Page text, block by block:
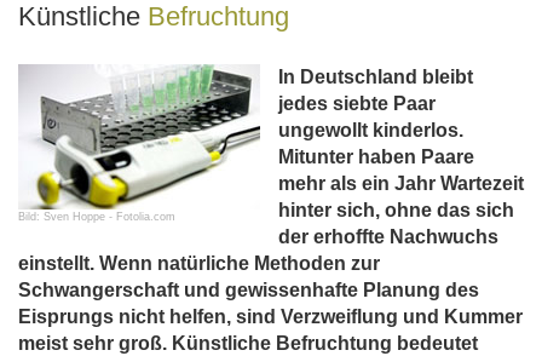
Künstliche Befruchtung
Bild: Sven Hoppe - Fotolia.com
In Deutschland bleibt
jedes siebte Paar
ungewollt kinderlos.
Mitunter haben Paare
mehr als ein Jahr Wartezeit
hinter sich, ohne das sich
der erhoffte Nachwuchs
einstellt. Wenn natürliche Methoden zur
Schwangerschaft und gewissenhafte Planung des
Eisprungs nicht helfen, sind Verzweiflung und Kummer
meist sehr groß. Künstliche Befruchtung bedeutet